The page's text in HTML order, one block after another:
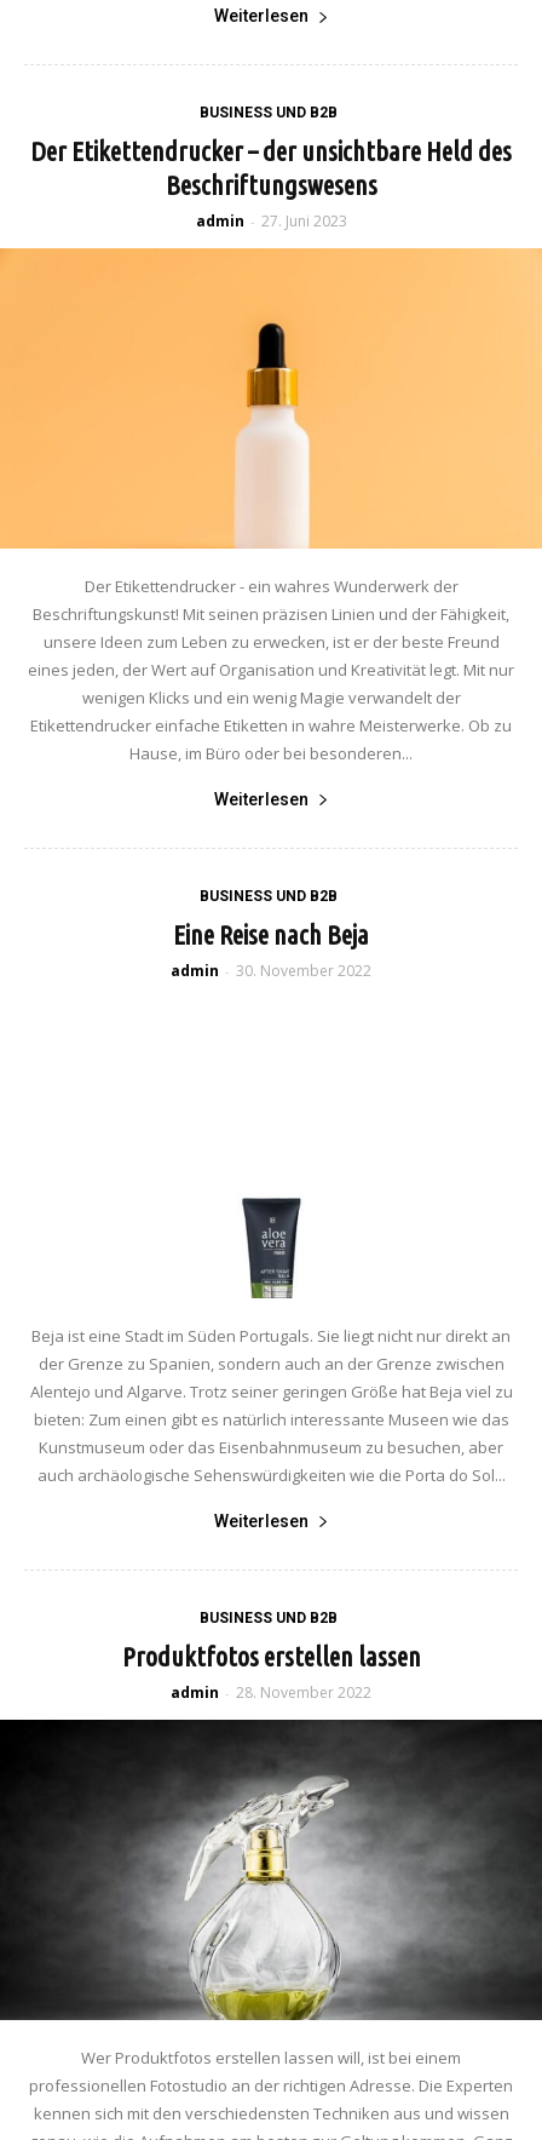
Weiterlesen
BUSINESS UND B2B
Der Etikettendrucker – der unsichtbare Held des
Beschriftungswesens
admin - 27. Juni 2023
Der Etikettendrucker - ein wahres Wunderwerk der
Beschriftungskunst! Mit seinen präzisen Linien und der Fähigkeit,
unsere Ideen zum Leben zu erwecken, ist er der beste Freund
eines jeden, der Wert auf Organisation und Kreativität legt. Mit nur
wenigen Klicks und ein wenig Magie verwandelt der
Etikettendrucker einfache Etiketten in wahre Meisterwerke. Ob zu
Hause, im Büro oder bei besonderen...
Weiterlesen
BUSINESS UND B2B
Eine Reise nach Beja
admin - 30. November 2022
Beja ist eine Stadt im Süden Portugals. Sie liegt nicht nur direkt an
der Grenze zu Spanien, sondern auch an der Grenze zwischen
Alentejo und Algarve. Trotz seiner geringen Größe hat Beja viel zu
bieten: Zum einen gibt es natürlich interessante Museen wie das
Kunstmuseum oder das Eisenbahnmuseum zu besuchen, aber
auch archäologische Sehenswürdigkeiten wie die Porta do Sol...
Weiterlesen
BUSINESS UND B2B
Produktfotos erstellen lassen
admin - 28. November 2022
Wer Produktfotos erstellen lassen will, ist bei einem
professionellen Fotostudio an der richtigen Adresse. Die Experten
kennen sich mit den verschiedensten Techniken aus und wissen